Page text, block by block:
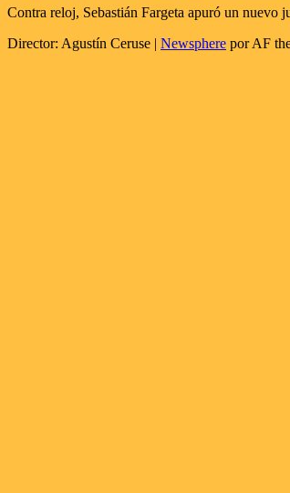
Contra reloj, Sebastián Fargeta apuró un nuevo
Director: Agustín Ceruse | Newsphere por AF